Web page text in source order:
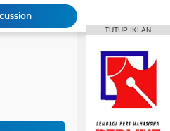
Animasi IAIN Parepare Resmi Gelar Traktor 2026, Siapkan Kader Jadi Trainer
TUTUP IKLAN